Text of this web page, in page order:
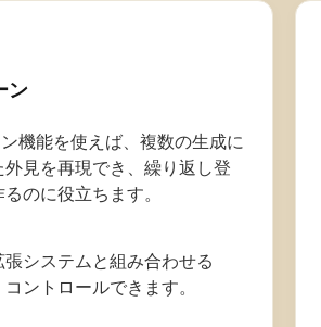
ン
機能を使えば、複数の生成に
見を再現でき、繰り返し登
のに役立ちます。
システムと組み合わせる
ントロールできます。